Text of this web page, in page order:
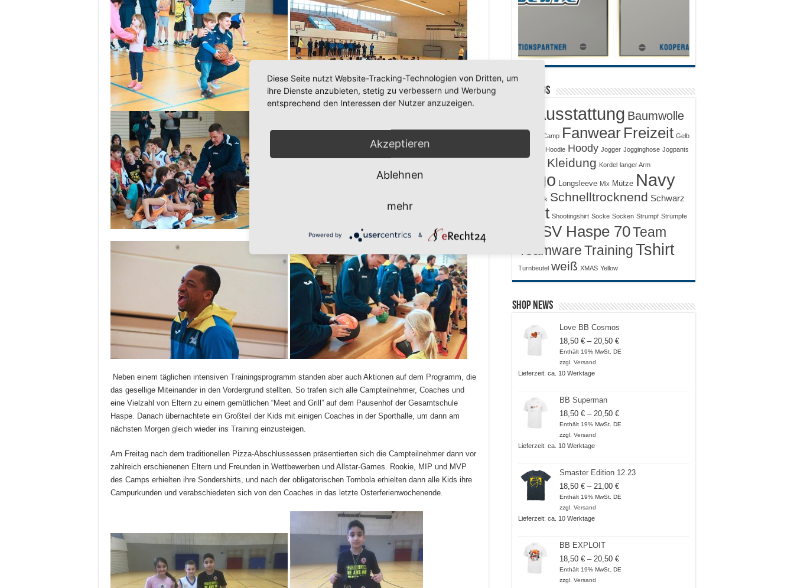
Neben einem täglichen intensiven Trainingsprogramm standen aber auch Aktionen auf dem Programm, die
das gesellige Miteinander in den Vordergrund stellten. So trafen sich alle Campteilnehmer, Coaches und
eine Vielzahl von Eltern zu einem gemütlichen “Meet and Grill” auf dem Pausenhof der Gesamtschule
Haspe. Danach übernachtete ein Großteil der Kids mit einigen Coaches in der Sporthalle, um dann am
nächsten Morgen gleich wieder ins Training einzusteigen.
Am Freitag nach dem traditionellen Pizza-Abschlussessen präsentierten sich die Campteilnehmer dann vor
zahlreich erschienenen Eltern und Freunden in Wettbewerben und Allstar-Games. Rookie, MIP und MVP
des Camps erhielten ihre Sondershirts, und nach der obligatorischen Tombola erhielten dann alle Kids ihre
Campurkunden und verabschiedeten sich von den Coaches in das letzte Osterferienwochenende.
Shop Tags
Ausstattung Baumwolle
Black Camp Fanwear Freizeit Gelb
Hoodie Hoody Jogger Jogginghose Jogpants
Kids Kleidung Kordel langer Arm
Logo Longsleeve Mix Mütze Navy
Rucksack Schnelltrocknend Schwarz
Shirt Shootingshirt Socke Socken Strumpf Strümpfe
SV Haspe 70Team
Teamware TrainingTshirt
Turnbeutel weiß XMAS Yellow
Shop News
Love BB Cosmos
18,50 € – 20,50 €Preisspanne:
18,50 €
Enthält 19% MwSt. DE
zzgl. Versand
Lieferzeit: ca. 10 Werktage
BB Superman
18,50 € – 20,50 €Preisspanne:
18,50 €
Enthält 19% MwSt. DE
zzgl. Versand
Lieferzeit: ca. 10 Werktage
Smaster Edition 12.23
18,50 € – 21,00 €Preisspanne:
18,50 €
Enthält 19% MwSt. DE
zzgl. Versand
Lieferzeit: ca. 10 Werktage
BB EXPLOIT
18,50 € – 20,50 €Preisspanne:
18,50 €
Enthält 19% MwSt. DE
zzgl. Versand
Diese Seite nutzt Website-Tracking-Technologien von Dritten, um
ihre Dienste anzubieten, stetig zu verbessern und Werbung
entsprechend den Interessen der Nutzer anzuzeigen.
Akzeptieren
Ablehnen
mehr
Powered by &